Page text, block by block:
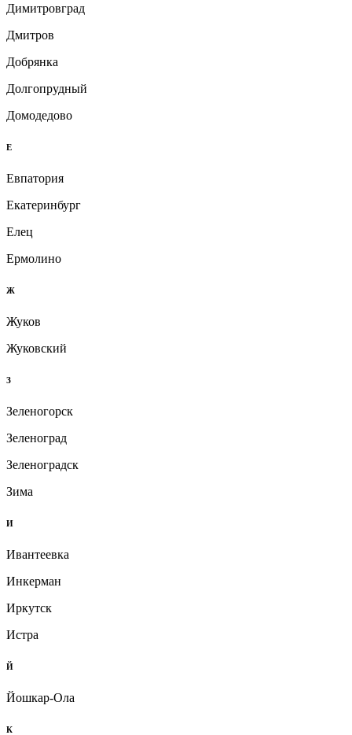
Димитровград
Дмитров
Добрянка
Долгопрудный
Домодедово
Е
Евпатория
Екатеринбург
Елец
Ермолино
Ж
Жуков
Жуковский
З
Зеленогорск
Зеленоград
Зеленоградск
Зима
И
Ивантеевка
Инкерман
Иркутск
Истра
Й
Йошкар-Ола
К